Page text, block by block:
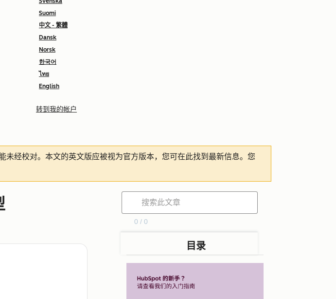
Suomi
中文 - 繁體
Dansk
Norsk
한국어
ไทย
English
转到我的帐户
未经校对。本文的英文版应被视为官方版本，您可在此找到最新信息。您
0 / 0
目录